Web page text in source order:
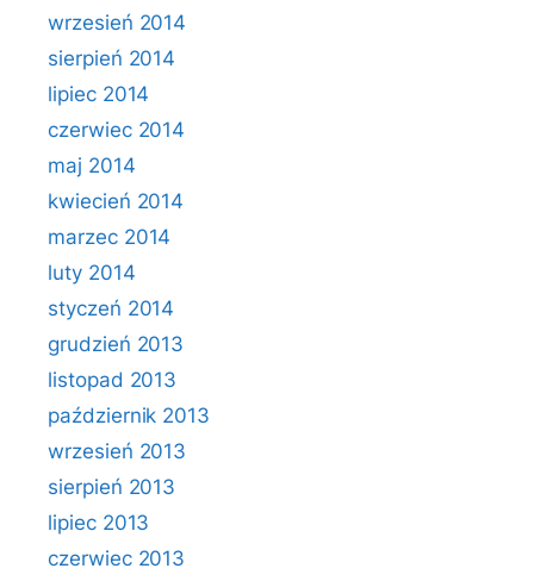
wrzesień 2014
sierpień 2014
lipiec 2014
czerwiec 2014
maj 2014
kwiecień 2014
marzec 2014
luty 2014
styczeń 2014
grudzień 2013
listopad 2013
październik 2013
wrzesień 2013
sierpień 2013
lipiec 2013
czerwiec 2013